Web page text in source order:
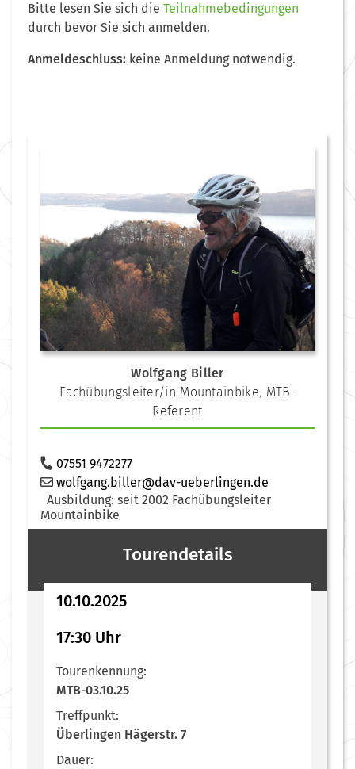
Bitte lesen Sie sich die Teilnahmebedingungen
durch bevor Sie sich anmelden.
Anmeldeschluss: keine Anmeldung notwendig.
Wolfgang Biller
Fachübungsleiter/in Mountainbike, MTB-
Referent
07551 9472277
wolfgang.biller@dav-ueberlingen.de
Ausbildung: seit 2002 Fachübungsleiter
Mountainbike
Tourendetails
10.10.2025
17:30 Uhr
Tourenkennung:
MTB-03.10.25
Treffpunkt:
Überlingen Hägerstr. 7
Dauer: